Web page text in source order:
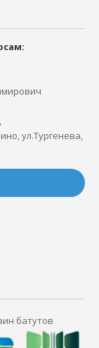
ул.Тургенева,
батутов